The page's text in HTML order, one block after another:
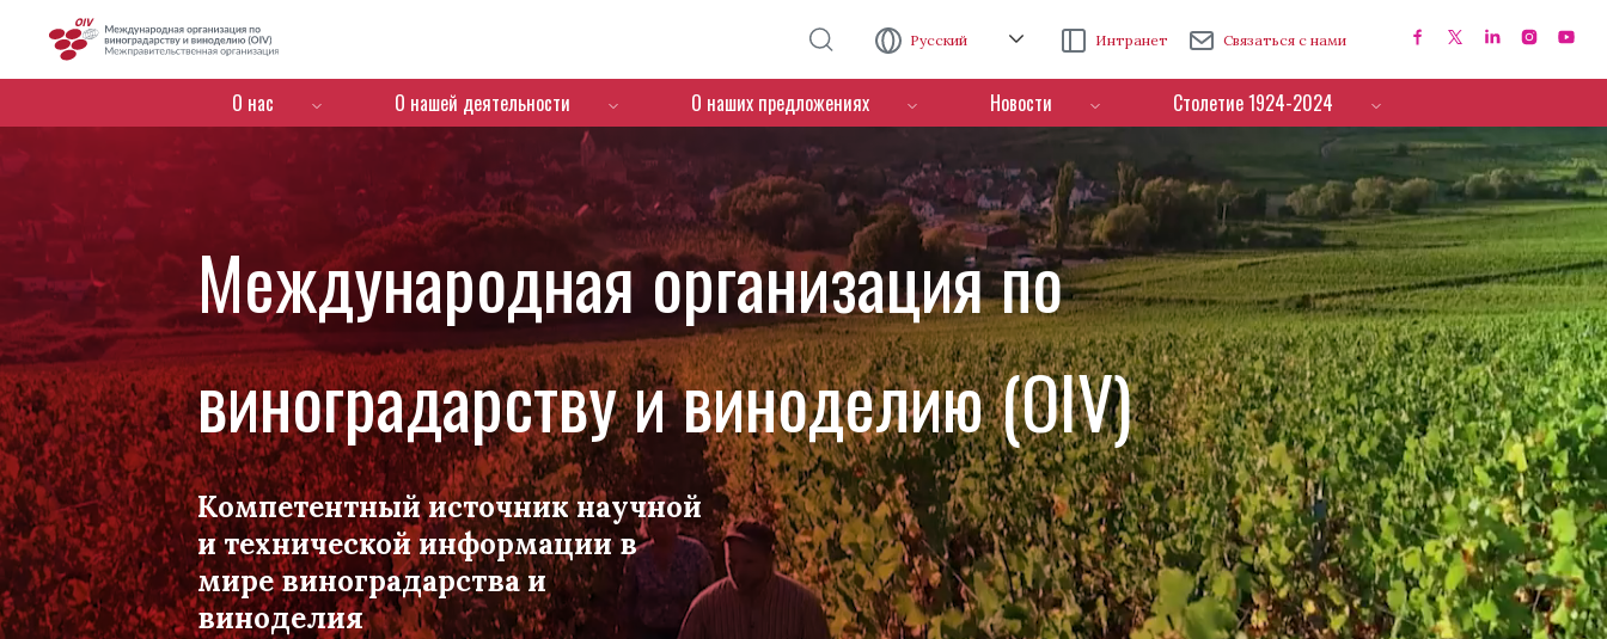
Русский Интранет Связаться с нами
Menú de navegación
О нас О нашей деятельности О наших предложениях Новости Столетие 1924-2024
Международная организация по
виноградарству и виноделию (OIV)
Компетентный источник научной
и технической информации в
мире виноградарства и
виноделия